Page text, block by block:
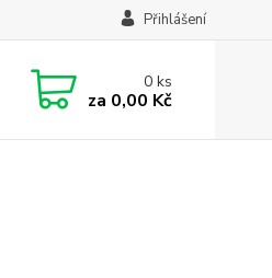
Přihlášení
0ks
za 0,00 Kč